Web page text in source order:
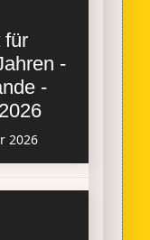
für
-
-
2026